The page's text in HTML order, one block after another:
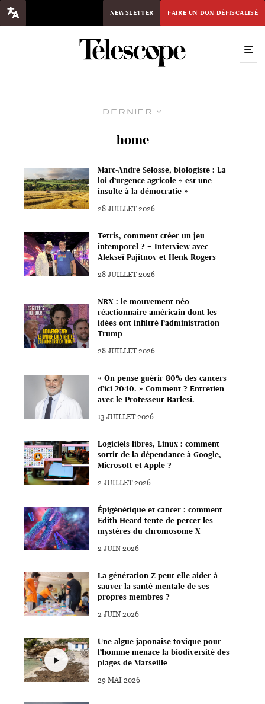
NEWSLETTER FAIRE UN DON DÉFISCALISÉ
Dernier
home
Marc-André Selosse, biologiste : La
loi d’urgence agricole « est une
insulte à la démocratie »
28 JUILLET 2026
Tetris, comment créer un jeu
intemporel ? – Interview avec
Alekseï Pajitnov et Henk Rogers
28 JUILLET 2026
NRX : le mouvement néo-
réactionnaire américain dont les
idées ont infiltré l’administration
Trump
28 JUILLET 2026
« On pense guérir 80% des cancers
d’ici 2040. » Comment ? Entretien
avec le Professeur Barlesi.
13 JUILLET 2026
Logiciels libres, Linux : comment
sortir de la dépendance à Google,
Microsoft et Apple ?
2 JUILLET 2026
Épigénétique et cancer : comment
Edith Heard tente de percer les
mystères du chromosome X
2 JUIN 2026
La génération Z peut-elle aider à
sauver la santé mentale de ses
propres membres ?
2 JUIN 2026
Une algue japonaise toxique pour
l’homme menace la biodiversité des
plages de Marseille
29 MAI 2026